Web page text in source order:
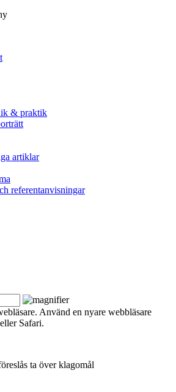
& praktik
artiklar
referentanvisningar
Använd en nyare webbläsare
Safari.
ta över klagomål